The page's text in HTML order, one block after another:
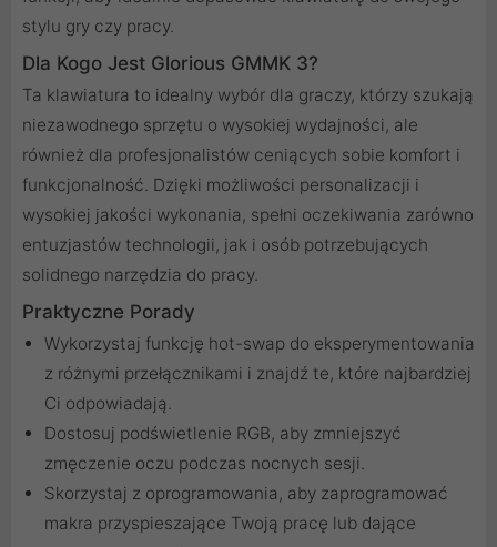
stylu gry czy pracy.
Dla Kogo Jest Glorious GMMK 3?
Ta klawiatura to idealny wybór dla graczy, którzy szukają
niezawodnego sprzętu o wysokiej wydajności, ale
również dla profesjonalistów ceniących sobie komfort i
funkcjonalność. Dzięki możliwości personalizacji i
wysokiej jakości wykonania, spełni oczekiwania zarówno
entuzjastów technologii, jak i osób potrzebujących
solidnego narzędzia do pracy.
Praktyczne Porady
Wykorzystaj funkcję hot-swap do eksperymentowania
z różnymi przełącznikami i znajdź te, które najbardziej
Ci odpowiadają.
Dostosuj podświetlenie RGB, aby zmniejszyć
zmęczenie oczu podczas nocnych sesji.
Skorzystaj z oprogramowania, aby zaprogramować
makra przyspieszające Twoją pracę lub dające